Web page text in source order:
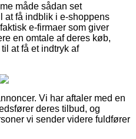
måde sådan set
få indblik i e-shoppens
e-firmaer som giver
en omtale af deres køb,
at få et indtryk af
Vi har aftaler med en
deres tilbud, og
vi sender videre fuldfører